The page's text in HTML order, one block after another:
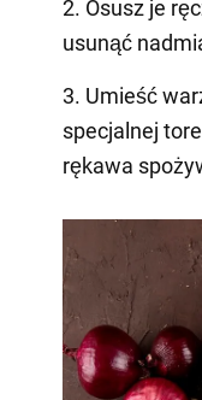
2. Osusz je
usunąć
3. Umieść
specjalnej
rękawa